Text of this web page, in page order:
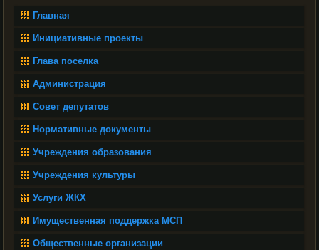
Главная
Инициативные проекты
Глава поселка
Администрация
Совет депутатов
Нормативные документы
Учреждения образования
Учреждения культуры
Услуги ЖКХ
Имущественная поддержка МСП
Общественные организации